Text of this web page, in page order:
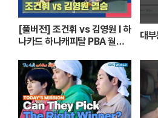
[풀버전] 조건휘 vs 김영원 I 하
나카드 하나캐피탈 PBA 월드
방송
대